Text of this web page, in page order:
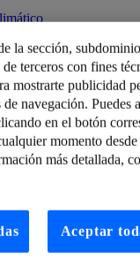
pero también en
hiperconectividad de
la sección,
terceros con fines
mostrarte publicidad
navegación. Puedes
en el botón
momento
más detallada,
Aceptar